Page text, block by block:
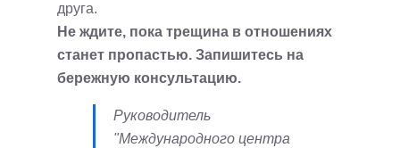
друга.
Не ждите, пока трещина в отношениях
станет пропастью. Запишитесь на
бережную консультацию.
Руководитель
"Международного центра